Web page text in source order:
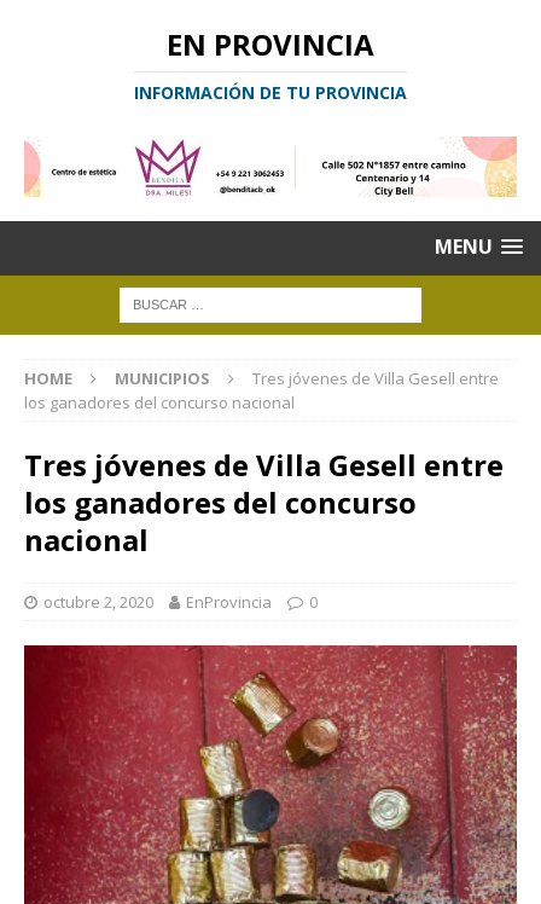
EN PROVINCIA
INFORMACIÓN DE TU PROVINCIA
MENU
HOME MUNICIPIOS
Tres jóvenes de Villa Gesell entre
los ganadores del concurso nacional
Tres jóvenes de Villa Gesell entre
los ganadores del concurso
nacional
octubre 2, 2020 EnProvincia 0